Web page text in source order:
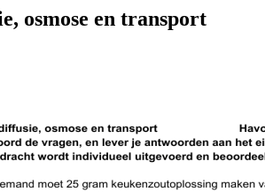
osmose en transport